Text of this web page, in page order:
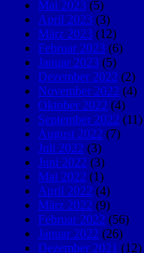
Mai 2023 (5)
April 2023 (3)
März 2023 (12)
Februar 2023 (6)
Januar 2023 (5)
Dezember 2022 (2)
November 2022 (4)
Oktober 2022 (4)
September 2022 (11)
August 2022 (7)
Juli 2022 (3)
Juni 2022 (3)
Mai 2022 (1)
April 2022 (4)
März 2022 (9)
Februar 2022 (56)
Januar 2022 (26)
Dezember 2021 (12)